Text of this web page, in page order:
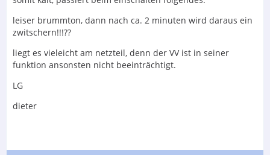
leiser brummton, dann nach ca. 2 minuten wird daraus ein
zwitschern!!!??
liegt es vieleicht am netzteil, denn der VV ist in seiner
funktion ansonsten nicht beeinträchtigt.
LG
dieter